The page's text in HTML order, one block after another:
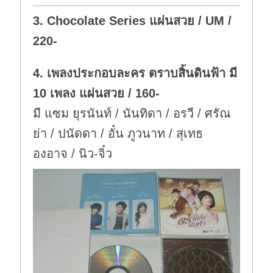
o
n
p
3. Chocolate Series แผ่นสวย / UM /
220-
4. เพลงประกอบละคร ตราบสิ้นดินฟ้า มี
10 เพลง แผ่นสวย / 160-
มี แซม ยุรนันท์ / นันทิดา / อรวี / ศรัณ
ย่า / ปนัดดา / อั๋น ภูวนาท / สุเทธ
องอาจ / นิว-จิ๋ว